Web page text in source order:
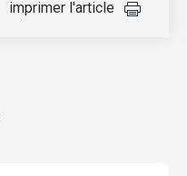
imprimer l'article